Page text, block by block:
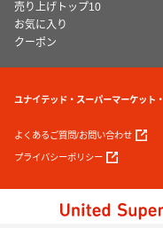
売り上げトップ10
お気に入り
クーポン
ユナイテッド・スーパーマーケット
よくあるご質問/お問い合わせ
プライバシーポリシー